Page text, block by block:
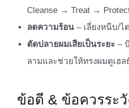
Cleanse → Treat →
ลดความร้อน – เลี่ยงหนีบ/ไ
ตัดปลายผมเสียเป็นระยะ –
ลามและช่วยให้ทรงผมดูเฮล
ข้อดี & ข้อควรระ